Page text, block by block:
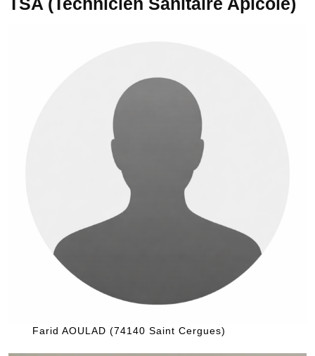
Farid AOULAD (74140 Saint Cergues)